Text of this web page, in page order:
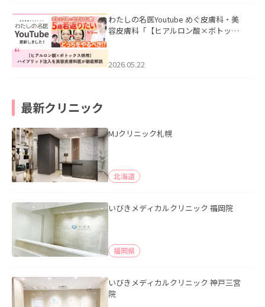
わたしの名医Youtube めぐ皮膚科・美
容皮膚科「【ヒアルロン酸×ボトック
た。
2026.05.22
最新クリニック
MJクリニック札幌
北海道
いびきメディカルクリニック 福岡院
福岡県
いびきメディカルクリニック 神戸三宮
院